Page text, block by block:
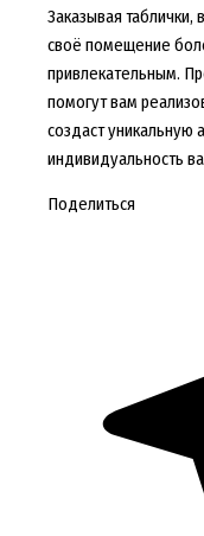
Заказывая
своё помещение
привлекательным.
помогут вам
создаст уникальную
индивидуальность
Поделиться